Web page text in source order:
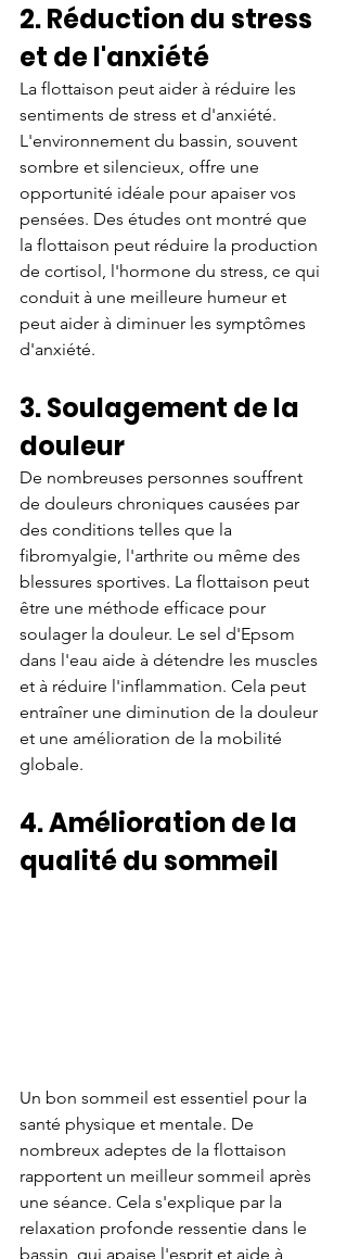
2. Réduction du stress
et de l'anxiété
La flottaison peut aider à réduire les
sentiments de stress et d'anxiété.
L'environnement du bassin, souvent
sombre et silencieux, offre une
opportunité idéale pour apaiser vos
pensées. Des études ont montré que
la flottaison peut réduire la production
de cortisol, l'hormone du stress, ce qui
conduit à une meilleure humeur et
peut aider à diminuer les symptômes
d'anxiété.
3. Soulagement de la
douleur
De nombreuses personnes souffrent
de douleurs chroniques causées par
des conditions telles que la
fibromyalgie, l'arthrite ou même des
blessures sportives. La flottaison peut
être une méthode efficace pour
soulager la douleur. Le sel d'Epsom
dans l'eau aide à détendre les muscles
et à réduire l'inflammation. Cela peut
entraîner une diminution de la douleur
et une amélioration de la mobilité
globale.
4. Amélioration de la
qualité du sommeil
Un bon sommeil est essentiel pour la
santé physique et mentale. De
nombreux adeptes de la flottaison
rapportent un meilleur sommeil après
une séance. Cela s'explique par la
relaxation profonde ressentie dans le
bassin, qui apaise l'esprit et aide à